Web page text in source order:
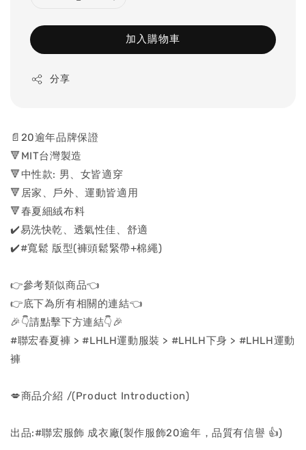
加入購物車
分享
📄20逾年品牌保證
🔻MIT台灣製造
🔻中性款: 男、女皆適穿
🔻居家、戶外、運動皆適用
🔻春夏細絨布料
✔️易洗快乾、透氣性佳、舒適
✔️#寬鬆 版型(褲頭鬆緊帶+棉繩)
👉參考類似商品👈
👉底下為所有相關的連結👈
🎉👇請點擊下方連結👇🎉
#聯宏春夏褲 > #LHLH運動服裝 > #LHLH下身 > #LHLH運動
褲
💋商品介紹 /(Product Introduction)
出品:#聯宏服飾 成衣廠(製作服飾20逾年，品質有信譽 👍)